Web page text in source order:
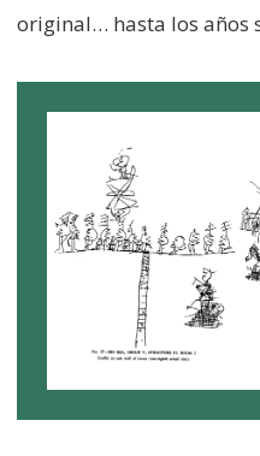
original… hasta los años